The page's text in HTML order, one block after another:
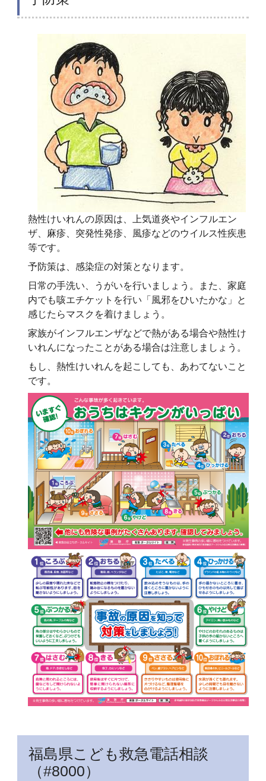
熱性けいれんの原因は、上気道炎やインフルエン
ザ、麻疹、突発性発疹、風疹などのウイルス性疾患
等です。
予防策は、感染症の対策となります。
日常の手洗い、うがいを行いましょう。また、家庭
内でも咳エチケットを行い「風邪をひいたかな」と
感じたらマスクを着けましょう。
家族がインフルエンザなどで熱がある場合や熱性け
いれんになったことがある場合は注意しましょう。
もし、熱性けいれんを起こしても、あわてないこと
です。
福島県こども救急電話相談
（#8000）